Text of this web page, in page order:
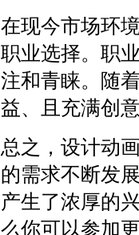
在现今市场环
职业选择。职
注和青睐。随
益、且充满创
总之，设计动
的需求不断发
产生了浓厚的
么你可以参加